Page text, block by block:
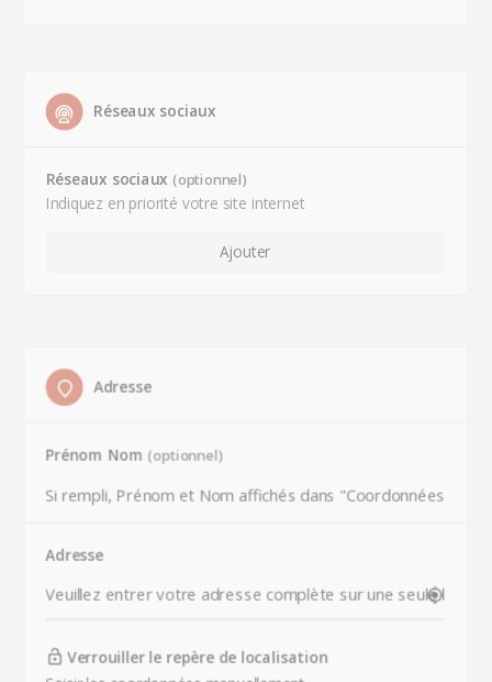
Réseaux sociaux
Réseaux sociaux(optionnel)
Indiquez en priorité votre site internet
Adresse
Prénom Nom (optionnel)
Adresse
Verrouiller le repère de localisation